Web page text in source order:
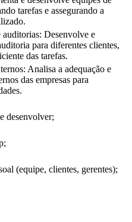
tarefas e assegurando a
auditorias: Desenvolve e
para diferentes clientes,
das tarefas.
Analisa a adequação e
das empresas para
desenvolver;
(equipe, clientes, gerentes);